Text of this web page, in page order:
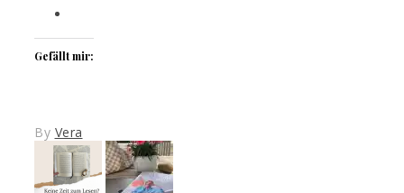
Gefällt mir:
By Vera